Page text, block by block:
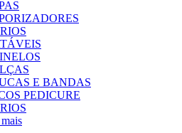
E BANDAS
PEDICURE